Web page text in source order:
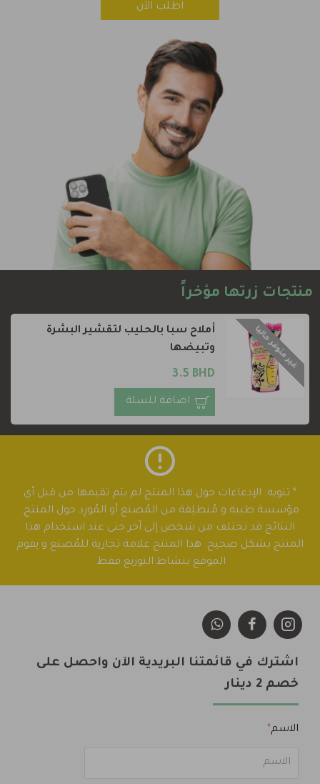
اطلب الآن
منتجات زرتها مؤخراً
غير متوفر حاليا
أملاح سبا بالحليب لتقشير البشرة
وتبيضها
3.5 BHD
اضافة للسلة
* تنويه: الإدعاءات حول هذا المنتج لم يتم تقيمها من قبل أي
مؤسسة طبية و مُنطلِقة من المُصنع أو المُورِد حول المنتج.
النتائج قد تختلف من شخص إلى آخر حتى عند استخدام هذا
المنتج بشكل صحيح. هذا المنتج علامة تجارية للمُصنع و يقوم
الموقع بنشاط التوزيع فقط.
اشترك في قائمتنا البريدية الآن واحصل على
خصم 2 دينار
الاسم